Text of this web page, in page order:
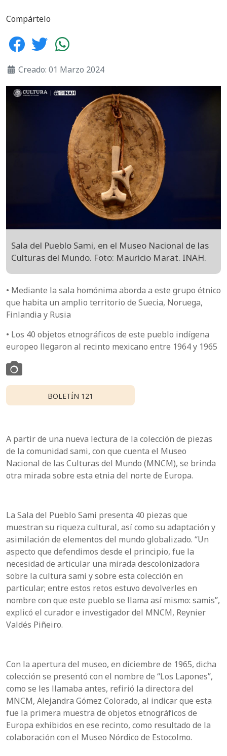
Compártelo
Creado: 01 Marzo 2024
Sala del Pueblo Sami, en el Museo Nacional de las
Culturas del Mundo. Foto: Mauricio Marat. INAH.
• Mediante la sala homónima aborda a este grupo étnico
que habita un amplio territorio de Suecia, Noruega,
Finlandia y Rusia
• Los 40 objetos etnográficos de este pueblo indígena
europeo llegaron al recinto mexicano entre 1964 y 1965
BOLETÍN 121
A partir de una nueva lectura de la colección de piezas
de la comunidad sami, con que cuenta el Museo
Nacional de las Culturas del Mundo (MNCM), se brinda
otra mirada sobre esta etnia del norte de Europa.
La Sala del Pueblo Sami presenta 40 piezas que
muestran su riqueza cultural, así como su adaptación y
asimilación de elementos del mundo globalizado. “Un
aspecto que defendimos desde el principio, fue la
necesidad de articular una mirada descolonizadora
sobre la cultura sami y sobre esta colección en
particular; entre estos retos estuvo devolverles en
nombre con que este pueblo se llama así mismo: samis”,
explicó el curador e investigador del MNCM, Reynier
Valdés Piñeiro.
Con la apertura del museo, en diciembre de 1965, dicha
colección se presentó con el nombre de “Los Lapones”,
como se les llamaba antes, refirió la directora del
MNCM, Alejandra Gómez Colorado, al indicar que esta
fue la primera muestra de objetos etnográficos de
Europa exhibidos en ese recinto, como resultado de la
colaboración con el Museo Nórdico de Estocolmo.